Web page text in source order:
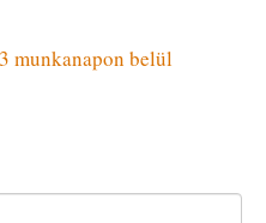
munkanapon belül